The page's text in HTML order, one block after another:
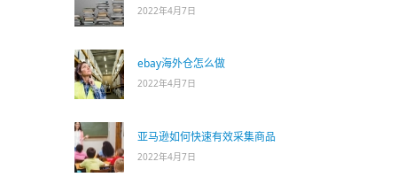
2022年4月7日
ebay海外仓怎么做
2022年4月7日
亚马逊如何快速有效采集商品
2022年4月7日